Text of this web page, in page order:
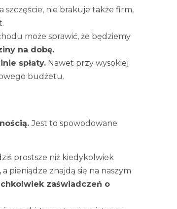
szczęście, nie brakuje także firm,
może sprawić, że będziemy
na dobę.
spłaty. Nawet przy wysokiej
budżetu.
Jest to spowodowane
prostsze niż kiedykolwiek
a pieniądze znajdą się na naszym
zaświadczeń o